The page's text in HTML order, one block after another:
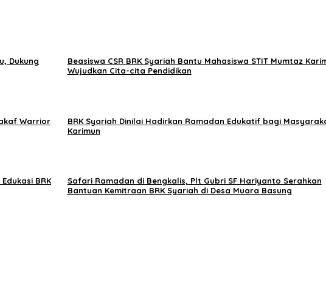
Dukung
Beasiswa CSR BRK Syariah Bantu Mahasiswa STIT Mumtaz
Wujudkan Cita-cita Pendidikan
Warrior
BRK Syariah Dinilai Hadirkan Ramadan Edukatif bagi
Karimun
BRK
Safari Ramadan di Bengkalis, Plt Gubri SF Hariyanto Serahkan
Bantuan Kemitraan BRK Syariah di Desa Muara Basung